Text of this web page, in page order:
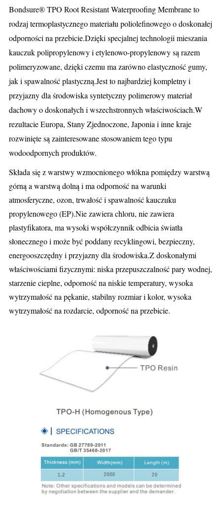
Bondsure® TPO Root Resistant Waterproofing Membrane to
rodzaj termoplastycznego materiału poliolefinowego o doskonałej
odporności na przebicie.Dzięki specjalnej technologii mieszania
kauczuk polipropylenowy i etylenowo-propylenowy są razem
polimeryzowane, dzięki czemu ma zarówno elastyczność gumy,
jak i spawalność plastyczną.Jest to najbardziej kompletny i
przyjazny dla środowiska syntetyczny polimerowy materiał
dachowy o doskonałych i wszechstronnych właściwościach.W
rezultacie Europa, Stany Zjednoczone, Japonia i inne kraje
rozwinięte są zainteresowane stosowaniem tego typu
wodoodpornych produktów.
Składa się z warstwy wzmocnionego włókna pomiędzy warstwą
górną a warstwą dolną i ma odporność na warunki
atmosferyczne, ozon, trwałość i spawalność kauczuku
propylenowego (EP).Nie zawiera chloru, nie zawiera
plastyfikatora, ma wysoki współczynnik odbicia światła
słonecznego i może być poddany recyklingowi, bezpieczny,
energooszczędny i przyjazny dla środowiska.Z doskonałymi
właściwościami fizycznymi: niska przepuszczalność pary wodnej,
starzenie cieplne, odporność na niskie temperatury, wysoka
wytrzymałość na pękanie, stabilny rozmiar i kolor, wysoka
wytrzymałość na rozdarcie, odporność na przebicie.